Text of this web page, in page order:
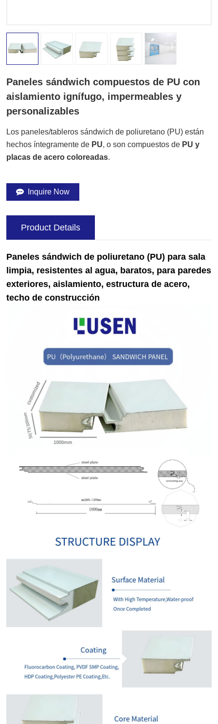
Paneles sándwich compuestos de PU con
aislamiento ignífugo, impermeables y
personalizables
Los paneles/tableros sándwich de poliuretano (PU) están
hechos íntegramente de PU, o son compuestos de PU y
placas de acero coloreadas.
Inquire Now
Product Details
Paneles sándwich de poliuretano (PU) para sala
limpia, resistentes al agua, baratos, para paredes
exteriores, aislamiento, estructura de acero,
techo de construcción